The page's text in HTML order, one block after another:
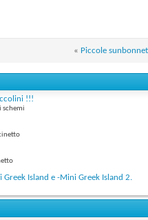
« Piccole sunbonnet
!!!
schemi
Island e -Mini Greek Island 2.